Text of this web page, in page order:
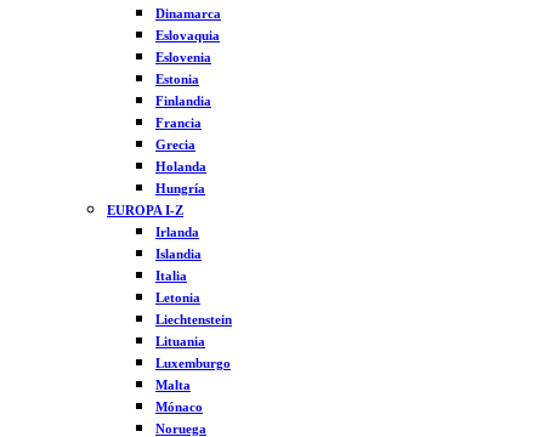
Dinamarca
Eslovaquia
Eslovenia
Estonia
Finlandia
Francia
Grecia
Holanda
Hungría
EUROPA I-Z
Irlanda
Islandia
Italia
Letonia
Liechtenstein
Lituania
Luxemburgo
Malta
Mónaco
Noruega